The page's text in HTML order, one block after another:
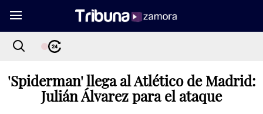
'Spiderman' llega al Atlético de Madrid:
Julián Álvarez para el ataque